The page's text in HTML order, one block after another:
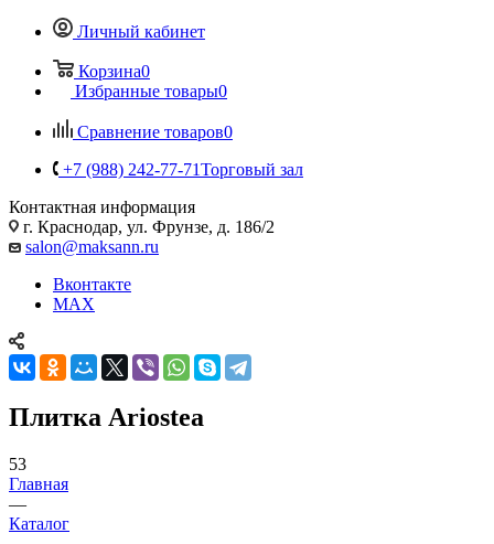
Личный кабинет
Корзина0
Избранные товары0
Сравнение товаров0
+7 (988) 242-77-71Торговый зал
Контактная информация
г. Краснодар, ул. Фрунзе, д. 186/2
salon@maksann.ru
Вконтакте
MAX
Плитка Ariostea
53
Главная
—
Каталог